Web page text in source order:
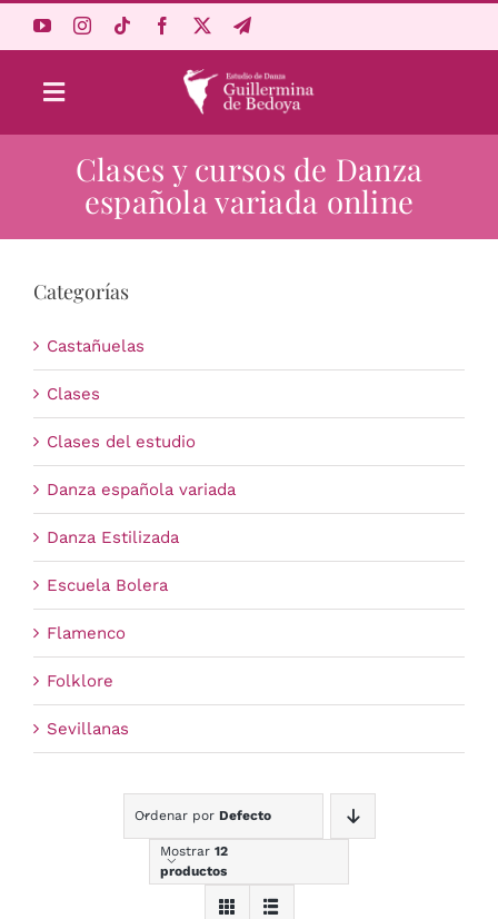
Toggle
Navigation
Aprende Online
Estudio
Carrito
Clases y cursos de Danza
española variada online
Categorías
Castañuelas
Clases
Clases del estudio
Danza española variada
Danza Estilizada
Escuela Bolera
Flamenco
Folklore
Sevillanas
Ordenar por Defecto
Mostrar 12
productos